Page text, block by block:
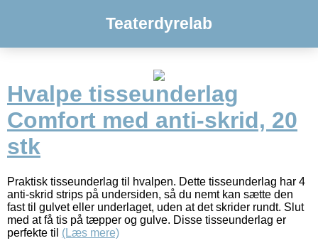
Teaterdyrelab
Hvalpe tisseunderlag
Comfort med anti-skrid, 20
stk
Praktisk tisseunderlag til hvalpen. Dette tisseunderlag har 4
anti-skrid strips på undersiden, så du nemt kan sætte den
fast til gulvet eller underlaget, uden at det skrider rundt. Slut
med at få tis på tæpper og gulve. Disse tisseunderlag er
perfekte til (Læs mere)